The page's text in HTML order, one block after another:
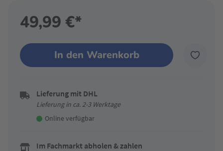
49,99 €*
In den Warenkorb
Lieferung mit DHL
Lieferung in ca. 2-3 Werktage
Online verfügbar
Im Fachmarkt abholen & zahlen